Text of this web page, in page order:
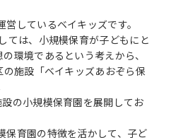
しているベイキッズです。
ては、小規模保育が子どもにと
環境であるという考えから、
施設「ベイキッズあおぞら保
の小規模保育園を展開してお
保育園の特徴を活かして、子ど